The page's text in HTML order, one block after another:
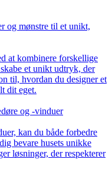
og mønstre til et unikt,
at kombinere forskellige
et unikt udtryk, der
til, hvordan du designer et
dit eget.
og -vinduer
kan du både forbedre
bevare husets unikke
løsninger, der respekterer